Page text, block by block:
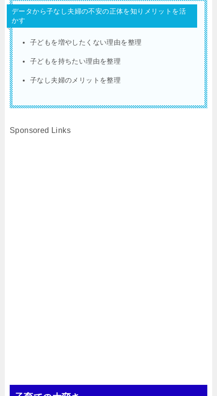
データから子なし夫婦の不安の正体を知りメリットを活
かす
子どもを増やしたくない理由を整理
子どもを持ちたい理由を整理
子なし夫婦のメリットを整理
Sponsored Links